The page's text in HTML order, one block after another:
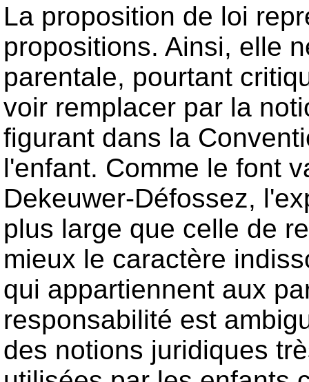
La proposition de loi
propositions. Ainsi, elle
parentale, pourtant
voir remplacer par la
figurant dans la
l'enfant. Comme le font
Dekeuwer-Défossez,
plus large que celle de
mieux le caractère
qui appartiennent aux
responsabilité est
des notions juridiques